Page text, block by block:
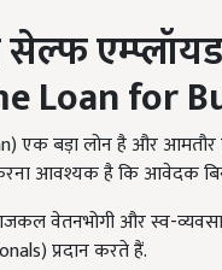
सेल्फ
Loan for
एक बड़ा लोन है और आमतौर
आवश्यक है कि आवेदक
वेतनभोगी और स्व-
प्रदान करते हैं.